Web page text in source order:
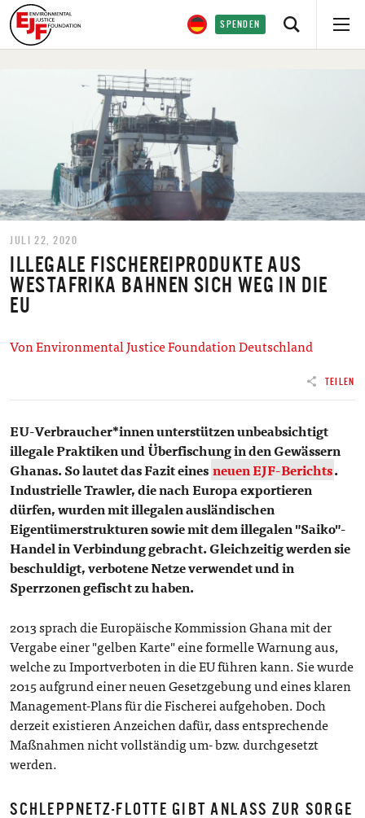
SPENDEN
JULI 22, 2020
ILLEGALE FISCHEREIPRODUKTE AUS
WESTAFRIKA BAHNEN SICH WEG IN DIE
EU
Von Environmental Justice Foundation Deutschland
TEILEN
EU-Verbraucher*innen unterstützen unbeabsichtigt
illegale Praktiken und Überfischung in den Gewässern
Ghanas. So lautet das Fazit eines neuen EJF-Berichts.
Industrielle Trawler, die nach Europa exportieren
dürfen, wurden mit illegalen ausländischen
Eigentümerstrukturen sowie mit dem illegalen "Saiko"-
Handel in Verbindung gebracht. Gleichzeitig werden sie
beschuldigt, verbotene Netze verwendet und in
Sperrzonen gefischt zu haben.
2013 sprach die Europäische Kommission Ghana mit der
Vergabe einer "gelben Karte" eine formelle Warnung aus,
welche zu Importverboten in die EU führen kann. Sie wurde
2015 aufgrund einer neuen Gesetzgebung und eines klaren
Management-Plans für die Fischerei aufgehoben. Doch
derzeit existieren Anzeichen dafür, dass entsprechende
Maßnahmen nicht vollständig um- bzw. durchgesetzt
werden.
SCHLEPPNETZ-FLOTTE GIBT ANLASS ZUR SORGE